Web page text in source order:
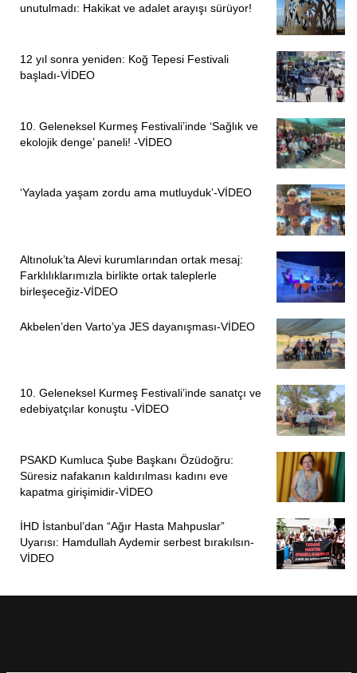
unutulmadı: Hakikat ve adalet arayışı sürüyor!
12 yıl sonra yeniden: Koğ Tepesi Festivali
başladı-VİDEO
10. Geleneksel Kurmeş Festivali’inde ‘Sağlık ve
ekolojik denge’ paneli! -VİDEO
‘Yaylada yaşam zordu ama mutluyduk’-VİDEO
Altınoluk’ta Alevi kurumlarından ortak mesaj:
Farklılıklarımızla birlikte ortak taleplerle
birleşeceğiz-VİDEO
Akbelen’den Varto’ya JES dayanışması-VİDEO
10. Geleneksel Kurmeş Festivali’inde sanatçı ve
edebiyatçılar konuştu -VİDEO
PSAKD Kumluca Şube Başkanı Özüdoğru:
Süresiz nafakanın kaldırılması kadını eve
kapatma girişimidir-VİDEO
İHD İstanbul’dan “Ağır Hasta Mahpuslar”
Uyarısı: Hamdullah Aydemir serbest bırakılsın-
VİDEO